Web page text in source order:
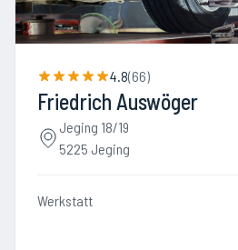
4.8(66)
Friedrich Auswöger
Jeging 18/19
5225 Jeging
Werkstatt